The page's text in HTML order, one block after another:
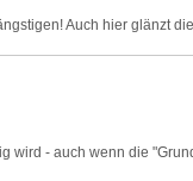
Auch hier glänzt
- auch wenn die